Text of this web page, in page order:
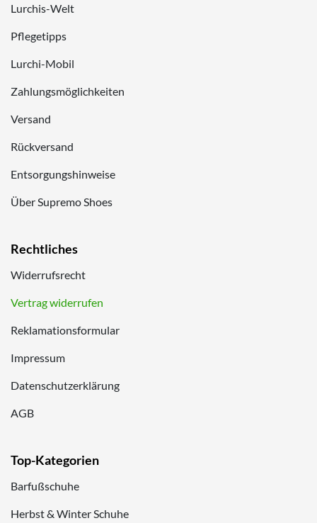
Lurchis-Welt
Pflegetipps
Lurchi-Mobil
Zahlungsmöglichkeiten
Versand
Rückversand
Entsorgungshinweise
Über Supremo Shoes
Rechtliches
Widerrufsrecht
Vertrag widerrufen
Reklamationsformular
Impressum
Datenschutzerklärung
AGB
Top-Kategorien
Barfußschuhe
Herbst & Winter Schuhe